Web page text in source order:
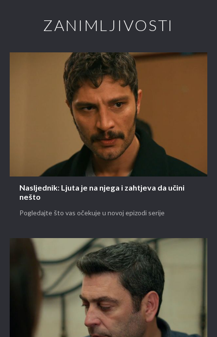
ZANIMLJIVOSTI
Nasljednik: Ljuta je na njega i zahtjeva da učini
nešto
Pogledajte što vas očekuje u novoj epizodi serije